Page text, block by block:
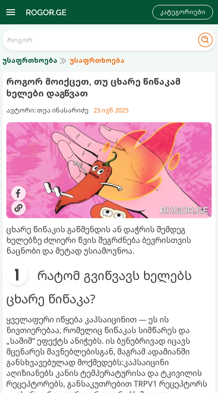
კატეგორიები
უსაფრთხოება უსაფრთხოება
როგორ მოიქცეთ, თუ ცხარე წიწაკამ
ხელები დაგწვათ
ავტორი: თეა ინასარიძე 23 ივნ 2025
ცხარე წიწაკის გაწმენდის ან დაჭრის შემდეგ
ხელებზე ძლიერი წვის შეგრძნება ბევრისთვის
ნაცნობი და მეტად უსიამოვნოა.
რატომ გვიწვავს ხელებს
ცხარე წიწაკა?
ყველაფერი იწყება კაპსაიცინით — ეს ის
ნივთიერებაა, რომელიც წიწაკას სიმწარეს და
„საშიშ“ ეფექტს ანიჭებს. ის ბუნებრივად იცავს
მცენარეს მავნებლებისგან, მაგრამ ადამიანში
განსხვავებულად მოქმედებს:კაპსაიცინი
აღიზიანებს კანის ტემპერატურისა და ტკივილის
რეცეპტორებს, განსაკუთრებით TRPV1 რეცეპტორს